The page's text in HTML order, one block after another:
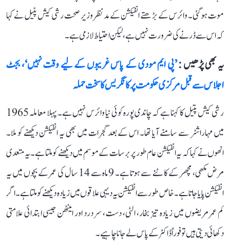
موت ہو گئی۔ وائرس کے بڑھتے انفیکشن کے مدنظر وزیر صحت رشی کیش پٹیل نے کہا
کہ اس سے ڈرنے کی ضرورت نہیں ہے، لیکن احتیاط لازمی ہے۔
یہ بھی پڑھیں :’پی ایم مودی کے پاس غریبوں کے لیے وقت نہیں‘، بجٹ
اجلاس سے قبل مرکزی حکومت پر کانگریس کا سخت حملہ
رشی کیش پتیل کا کہنا ہے کہ چاندی پورہ کوئی نیا وائرس نہیں ہے۔ پہلا معاملہ 1965
میں مہاراشٹر سے سامنے آیا تھا۔ اس کے بعد گجرات میں بھی یہ انفیکشن دیکھنے کو ملا۔
انھوں نے کہا کہ یہ انفیکشن عام طور پر برسات کے موسم میں دیکھنے کو ملتا ہے۔ یہ متعدی
مرض مکھی، مچھر کے کاٹنے سے ہوتا ہے۔ 9 ماہ سے 14 سال کی عمر کے بچوں میں یہ
انفیکشن پایا جاتا ہے۔ خاص طور سے انفیکشن یہ دیہی علاقوں میں زیادہ دیکھنے کو ملتا ہے۔ اگر
کم عمر مریضوں میں زیادہ تیز بخار، الٹی، دست، سر درد اور اینٹھن جیسی ابتدائی علامتی
دکھائی دیتی ہیں تو فوراً ڈاکٹر کے پاس لے جانا چاہیے۔